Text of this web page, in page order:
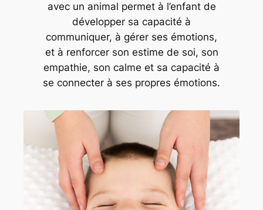
avec un animal permet à l’enfant de
développer sa capacité à
communiquer, à gérer ses émotions,
et à renforcer son estime de soi, son
empathie, son calme et sa capacité à
se connecter à ses propres émotions.